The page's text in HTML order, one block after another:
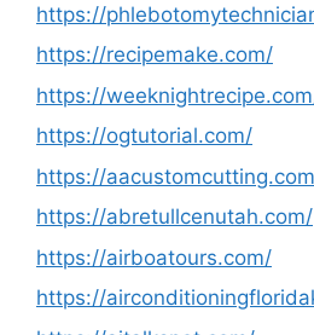
https://
https://recipemake.com/
https://
https://ogtutorial.com/
https://
https://abretullcenutah.com/
https://airboatours.com/
https://